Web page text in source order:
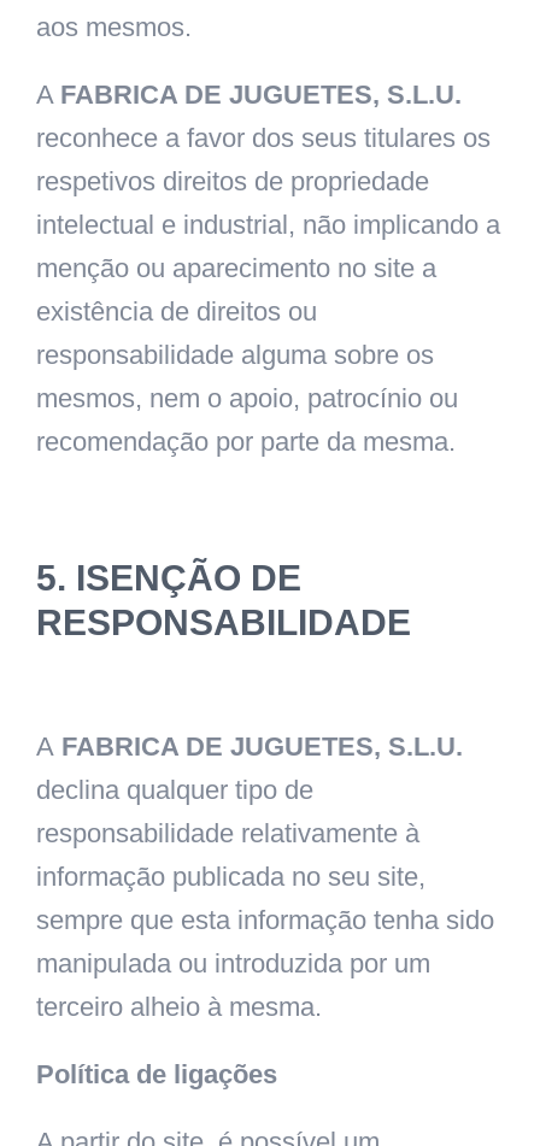
aos mesmos.
A FABRICA DE JUGUETES, S.L.U.
reconhece a favor dos seus titulares os
respetivos direitos de propriedade
intelectual e industrial, não implicando a
menção ou aparecimento no site a
existência de direitos ou
responsabilidade alguma sobre os
mesmos, nem o apoio, patrocínio ou
recomendação por parte da mesma.
5. ISENÇÃO DE
RESPONSABILIDADE
A FABRICA DE JUGUETES, S.L.U.
declina qualquer tipo de
responsabilidade relativamente à
informação publicada no seu site,
sempre que esta informação tenha sido
manipulada ou introduzida por um
terceiro alheio à mesma.
Política de ligações